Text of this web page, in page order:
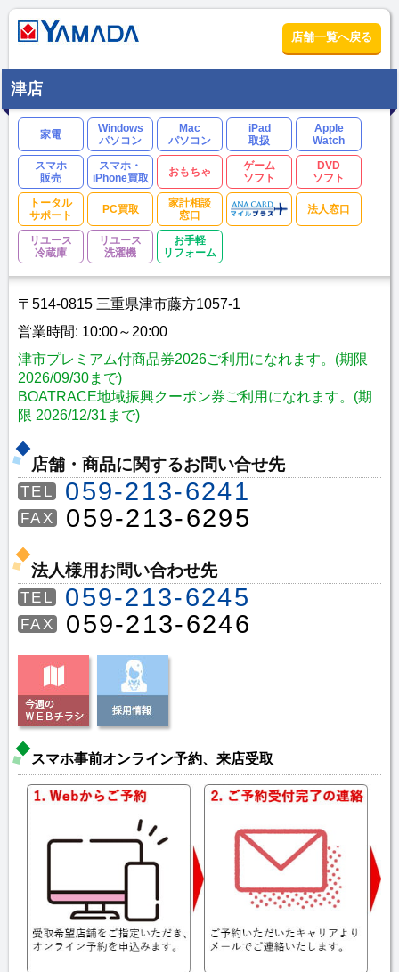
店舗一覧へ戻る
津店
家電
Windows
パソコン
Mac
パソコン
iPad
取扱
Apple
Watch
スマホ
販売
スマホ・
iPhone買取
おもちゃ
ゲーム
ソフト
DVD
ソフト
トータル
サポート
PC買取
家計相談
窓口
法人窓口
リユース
冷蔵庫
リユース
洗濯機
お手軽
リフォーム
〒514-0815 三重県津市藤方1057-1
営業時間: 10:00～20:00
津市プレミアム付商品券2026ご利用になれます。(期限
2026/09/30まで)
BOATRACE地域振興クーポン券ご利用になれます。(期
限 2026/12/31まで)
店舗・商品に関するお問い合せ先
TEL 059-213-6241
FAX 059-213-6295
法人様用お問い合わせ先
TEL 059-213-6245
FAX 059-213-6246
スマホ事前オンライン予約、来店受取